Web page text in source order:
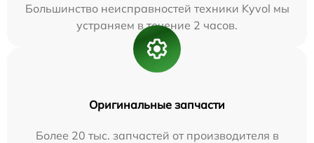
Большинство неисправностей техники Kyvol мы
устраняем в течение 2 часов.
Оригинальные запчасти
Более 20 тыс. запчастей от производителя в